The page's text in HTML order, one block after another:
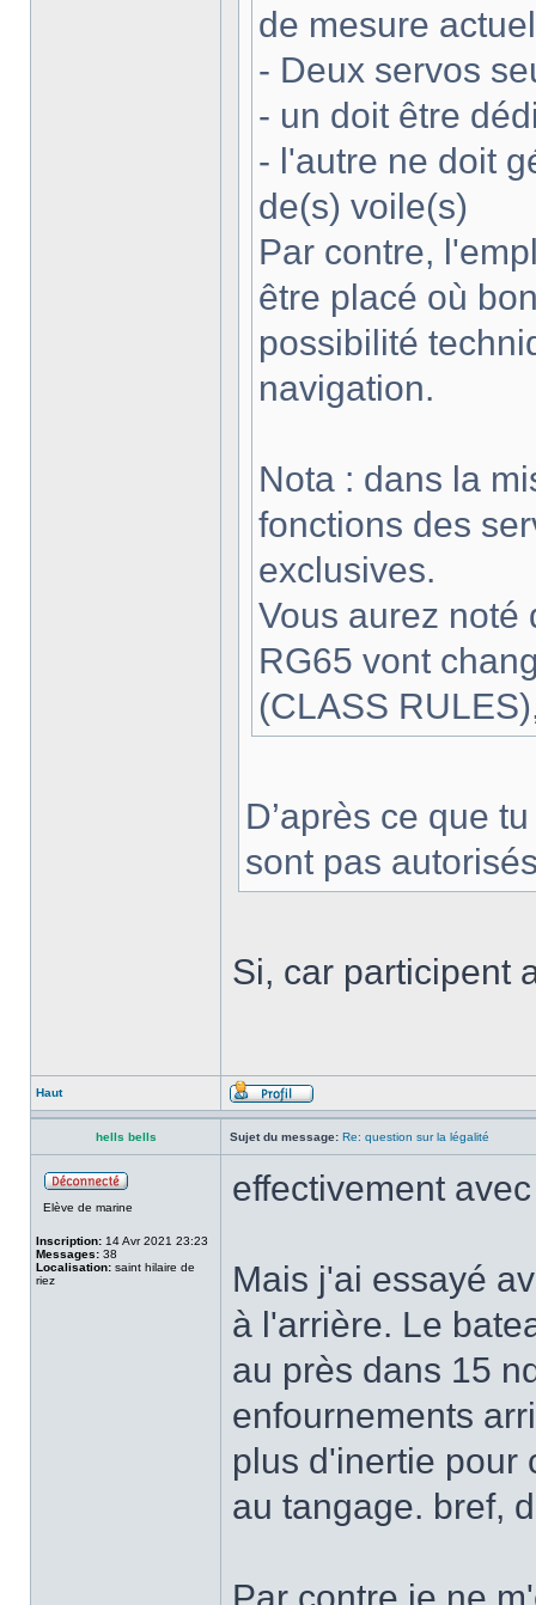
de mesure
- Deux servos
- un doit être
- l'autre ne doit
de(s) voile(s)
Par contre,
être placé où
possibilité
navigation.
Nota : dans la
fonctions des
exclusives.
Vous aurez noté
RG65 vont
(CLASS
D’après ce que
sont pas
Si, car participent
Haut
hells bells Sujet du message: Re: question sur la légalité
Elève de marine
Inscription: 14 Avr 2021 23:23
Messages: 38
Localisation: saint hilaire de
riez
effectivement
Mais j'ai essayé
à l'arrière. Le
au près dans 15
enfournements
plus d'inertie pour
au tangage. bref,